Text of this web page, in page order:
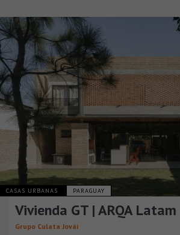
CASAS URBANAS PARAGUAY
Vivienda GT | ARQA Latam
Grupo Culata Jovái